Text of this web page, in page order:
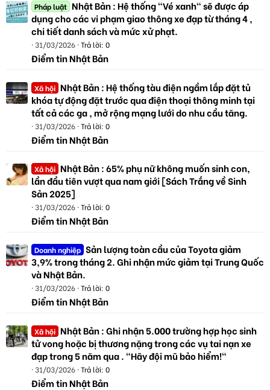
Pháp luật Nhật Bản : Hệ thống "Vé xanh" sẽ được áp
dụng cho các vi phạm giao thông xe đạp từ tháng 4 ,
chi tiết danh sách và mức xử phạt.
31/03/2026 Trả lời: 0
Điểm tin Nhật Bản
Xã hội Nhật Bản : Hệ thống tàu điện ngầm lắp đặt tủ
khóa tự động đặt trước qua điện thoại thông minh tại
tất cả các ga , mở rộng mạng lưới do nhu cầu tăng.
31/03/2026 Trả lời: 0
Điểm tin Nhật Bản
Xã hội Nhật Bản : 65% phụ nữ không muốn sinh con,
lần đầu tiên vượt qua nam giới [Sách Trắng về Sinh
Sản 2025]
31/03/2026 Trả lời: 0
Điểm tin Nhật Bản
Doanh nghiệp Sản lượng toàn cầu của Toyota giảm
3,9% trong tháng 2. Ghi nhận mức giảm tại Trung Quốc
và Nhật Bản.
31/03/2026 Trả lời: 0
Điểm tin Nhật Bản
Xã hội Nhật Bản : Ghi nhận 5.000 trường hợp học sinh
tử vong hoặc bị thương nặng trong các vụ tai nạn xe
đạp trong 5 năm qua . "Hãy đội mũ bảo hiểm!"
31/03/2026 Trả lời: 0
Điểm tin Nhật Bản